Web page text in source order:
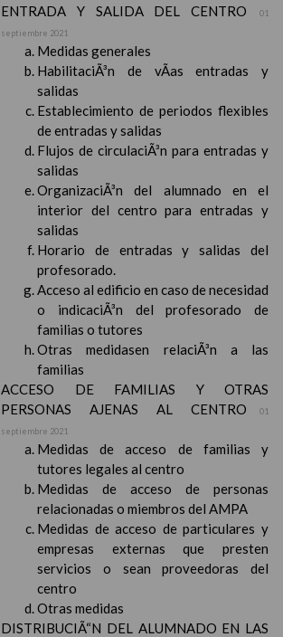
ENTRADA Y SALIDA DEL CENTRO
01
septiembre 2021
Medidas generales
HabilitaciÃ³n de vÃ­as entradas y
salidas
Establecimiento de periodos flexibles
de entradas y salidas
Flujos de circulaciÃ³n para entradas y
salidas
OrganizaciÃ³n del alumnado en el
interior del centro para entradas y
salidas
Horario de entradas y salidas del
profesorado.
Acceso al edificio en caso de necesidad
o indicaciÃ³n del profesorado de
familias o tutores
Otras medidasen relaciÃ³n a las
familias
ACCESO DE FAMILIAS Y OTRAS
PERSONAS AJENAS AL CENTRO
01
septiembre 2021
Medidas de acceso de familias y
tutores legales al centro
Medidas de acceso de personas
relacionadas o miembros del AMPA
Medidas de acceso de particulares y
empresas externas que presten
servicios o sean proveedoras del
centro
Otras medidas
DISTRIBUCIÃ“N DEL ALUMNADO EN LAS